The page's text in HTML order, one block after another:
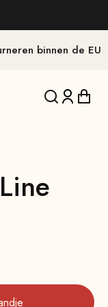
binnen de EU
Vertaling